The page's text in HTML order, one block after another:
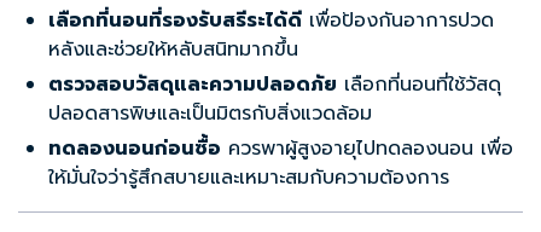
เลือกที่นอนที่รองรับสรีระได้ดี เพื่อป้องกันอาการปวด
หลังและช่วยให้หลับสนิทมากขึ้น
ตรวจสอบวัสดุและความปลอดภัย เลือกที่นอนที่ใช้วัสดุ
ปลอดสารพิษและเป็นมิตรกับสิ่งแวดล้อม
ทดลองนอนก่อนซื้อ ควรพาผู้สูงอายุไปทดลองนอน เพื่อ
ให้มั่นใจว่ารู้สึกสบายและเหมาะสมกับความต้องการ